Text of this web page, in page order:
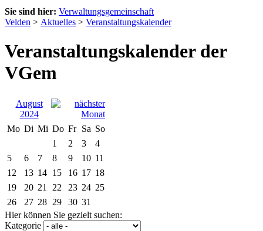
Sie sind hier: Verwaltungsgemeinschaft
Velden > Aktuelles > Veranstaltungskalender
Veranstaltungskalender der
VGem
August
2024
Mo Di Mi Do Fr Sa So
1
2 3
4
5
6 7 8 9 10 11
12
13 14 15 16 17 18
19
20 21 22 23 24 25
26
27 28 29 30 31
Hier können Sie gezielt suchen:
Kategorie